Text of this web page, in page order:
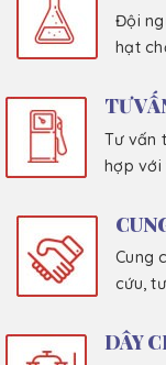
Đội
hạt
TƯ
Tư vấn
hợp với
Cung
cứu,
DÂY